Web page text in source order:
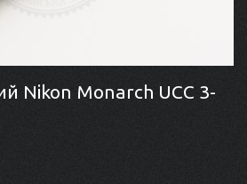
Nikon Monarch UCC 3-